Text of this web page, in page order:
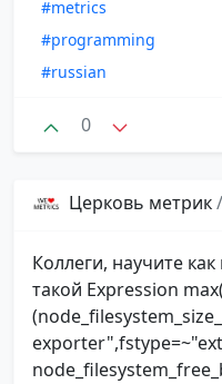
#metrics
#programming
#russian
0
Церковь метрик/
Коллеги, научите
такой Expression max(